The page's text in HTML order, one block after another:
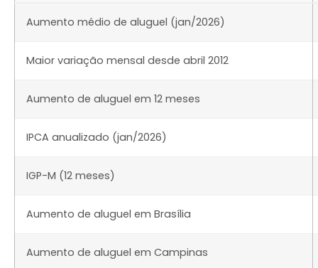
Aumento médio de aluguel (jan/2026)
Maior variação mensal desde abril 2012
Aumento de aluguel em 12 meses
IPCA anualizado (jan/2026)
IGP-M (12 meses)
Aumento de aluguel em Brasília
Aumento de aluguel em Campinas